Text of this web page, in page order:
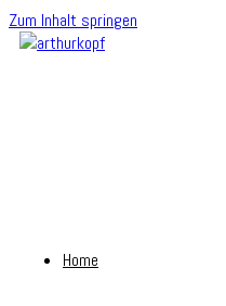
Zum Inhalt springen
Home